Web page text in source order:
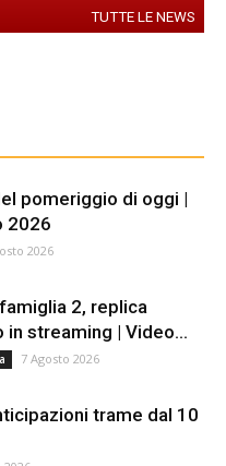
TUTTE LE NEWS
pomeriggio di oggi |
2026
2026
2, replica
in streaming | Video...
7 Agosto 2026
trame dal 10